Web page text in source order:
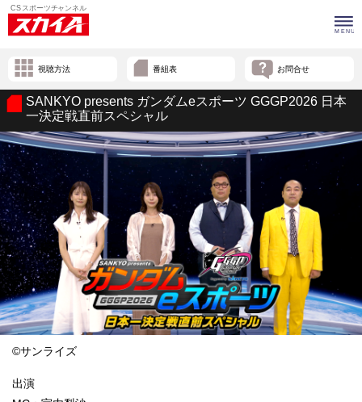
視聴方法 番組表 お問合せ
SANKYO presents ガンダムeスポーツ GGGP2026 日本
一決定戦直前スペシャル
©サンライズ
出演